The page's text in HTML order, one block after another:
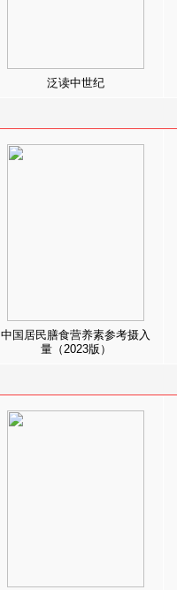
泛读中世纪
中国居民膳食营养素参考摄入
量（2023版）